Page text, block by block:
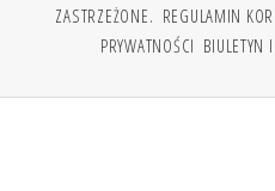
ZASTRZEŻONE. REGULAMIN
PRYWATNOŚCI BIULETYN